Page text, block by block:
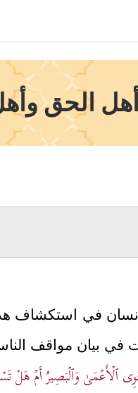
أهل الحق
في استكشاف
في بيان مواقف
ٱلۡأَعۡمَىٰ وَٱلۡبَصِیرُ أَمۡ هَلۡ